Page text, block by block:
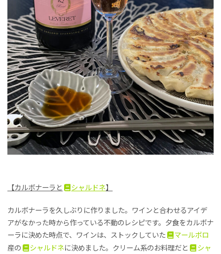
【カルボナーラと シャルドネ】
カルボナーラを久しぶりに作りました。ワインと合わせるアイデ
アがなかった時から作っている不動のレシピです。夕食をカルボナ
ーラに決めた時点で、ワインは、ストックしていた
マールボロ
産の
シャルドネに決めました。クリーム系のお料理だと
シャ